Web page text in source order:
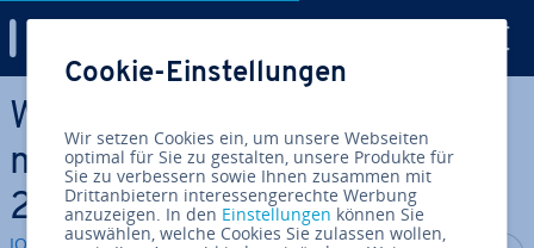
Zum Haupt­in­halt springen
Website-Per­for­mance-Op­ti­
mie­rung: Das sind die Trends
2026
Cookie-Einstellungen
Wir setzen Cookies ein, um unsere Webseiten
optimal für Sie zu gestalten, unsere Produkte für
Sie zu verbessern sowie Ihnen zusammen mit
Drittanbietern interessengerechte Werbung
anzuzeigen. In den Einstellungen können Sie
auswählen, welche Cookies Sie zulassen wollen,